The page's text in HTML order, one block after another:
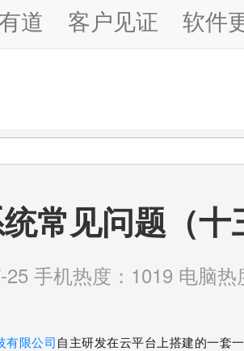
道 客户见证 软件
常见问题（十
手机热度：1019 电脑热
有限公司自主研发在云平台上搭建的一套